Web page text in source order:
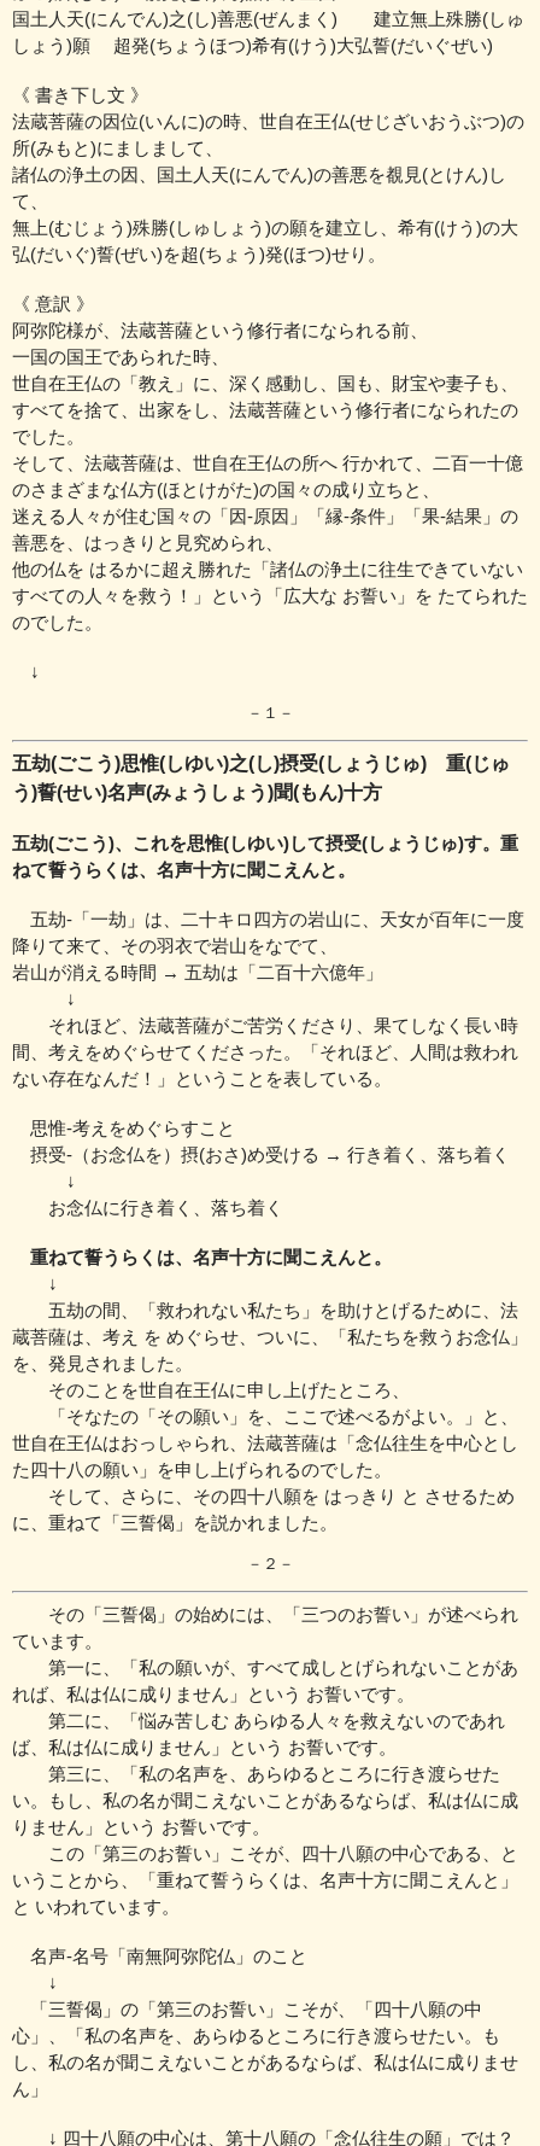
国土人天(にんでん)之(し)善悪(ぜんまく) 建立無上殊勝(しゅ
しょう)願 超発(ちょうほつ)希有(けう)大弘誓(だいぐぜい)
《 書き下し文 》
法蔵菩薩の因位(いんに)の時、世自在王仏(せじざいおうぶつ)の
所(みもと)にましまして、
諸仏の浄土の因、国土人天(にんでん)の善悪を覩見(とけん)し
て、
無上(むじょう)殊勝(しゅしょう)の願を建立し、希有(けう)の大
弘(だいぐ)誓(ぜい)を超(ちょう)発(ほつ)せり。
《 意訳 》
阿弥陀様が、法蔵菩薩という修行者になられる前、
一国の国王であられた時、
世自在王仏の「教え」に、深く感動し、国も、財宝や妻子も、
すべてを捨て、出家をし、法蔵菩薩という修行者になられたの
でした。
そして、法蔵菩薩は、世自在王仏の所へ 行かれて、
二百一十億
のさまざまな仏方(ほとけがた)の国々の成り立ちと、
迷える人々が住む国々の「因‐原因」「縁‐条件」「果‐結果」 の
善悪を、はっきりと見究められ、
他の仏を はるかに超え勝れた
「諸仏の浄土に往生できていない
すべての人々を救う！」
という「広大な お誓い」を たてられた
のでした。
↓
－１－
五劫(ごこう)思惟(しゆい)之(し)摂受(しょうじゅ) 重(じゅ
う)誓(せい)名声(みょうしょう)聞(もん)十方
五劫(ごこう)、これを思惟(しゆい)して摂受(しょうじゅ)す。重
ねて誓うらくは、名声十方に聞こえんと。
五劫‐「一劫」は、二十キロ四方の岩山に、天女が百年に一度
降りて来て、その羽衣で岩山をなでて、
岩山が消える時間 → 五劫は「二百十六億年」
↓
それほど、法蔵菩薩がご苦労くださり、果てしなく長い時
間、考えをめぐらせてくださった。
「それほど、人間は救われ
ない存在なんだ！」ということを表している。
思惟‐考えをめぐらすこと
摂受‐（お念仏を）摂(おさ)め受ける → 行き着く、落ち着く
↓
お念仏に行き着く、落ち着く
重ねて誓うらくは、名声十方に聞こえんと。
↓
五劫の間、「救われない私たち」を助けとげるために、 法
蔵菩薩は、考え を めぐらせ、ついに、「私たちを救うお念仏」
を、 発見されました。
そのことを世自在王仏に申し上げたところ、
「そなたの「その願い」を、ここで述べるがよい。」と、
世自在王仏はおっしゃられ、法蔵菩薩は「念仏往生を中心とし
た四十八の願い」を申し上げられるのでした。
そして、さらに、その四十八願を はっきり と させるため
に、 重ねて「三誓偈」を説かれました。
－２－
その「三誓偈」の始めには、「三つのお誓い」が述べられ
ています。
第一に、
「私の願いが、すべて成しとげられないことがあ
れば、 私は仏に成りません」という お誓いです。
第二に、
「悩み苦しむ あらゆる人々を救えないのであれ
ば、 私は仏に成りません」という お誓いです。
第三に、
「私の名声を、あらゆるところに行き渡らせた
い。
もし、私の名が聞こえないことがあるならば、私は仏に成
りません」
という お誓いです。
この「第三のお誓い」こそが、四十八願の中心である、と
いうことから、
「重ねて誓うらくは、名声十方に聞こえんと」
と いわれています。
名声‐名号「南無阿弥陀仏」のこと
↓
「三誓偈」の「第三のお誓い」こそが、「四十八願の中
心」、
「私の名声を、あらゆるところに行き渡らせたい。
も
し、私の名が聞こえないことがあるならば、私は仏に成りませ
ん」
↓ 四十八願の中心は、第十八願の「念仏往生の願」では？